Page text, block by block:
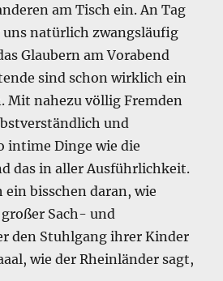
am Tisch ein. An Tag
natürlich zwangsläufig
Glaubern am Vorabend
sind schon wirklich ein
Mit nahezu völlig Fremden
und
intime Dinge wie die
das in aller Ausführlichkeit.
bisschen daran, wie
Sach- und
den Stuhlgang ihrer Kinder
wie der Rheinländer sagt,